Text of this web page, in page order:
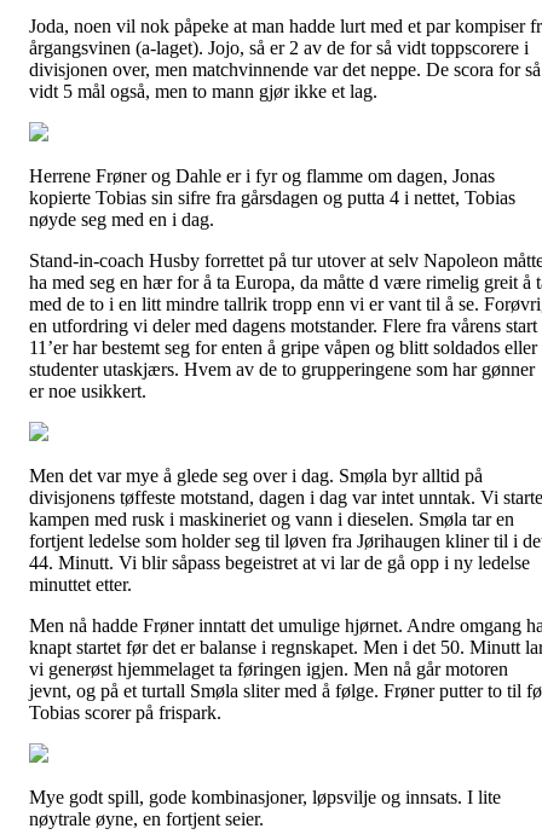
Joda, noen vil nok påpeke at man hadde lurt med et par kompiser
årgangsvinen (a-laget). Jojo, så er 2 av de for så vidt toppscorere i
divisjonen over, men matchvinnende var det neppe. De scora for så
vidt 5 mål også, men to mann gjør ikke et lag.
Herrene Frøner og Dahle er i fyr og flamme om dagen, Jonas
kopierte Tobias sin sifre fra gårsdagen og putta 4 i nettet, Tobias
nøyde seg med en i dag.
Stand-in-coach Husby forrettet på tur utover at selv Napoleon
ha med seg en hær for å ta Europa, da måtte d være rimelig greit å
med de to i en litt mindre tallrik tropp enn vi er vant til å se.
en utfordring vi deler med dagens motstander. Flere fra vårens start
11’er har bestemt seg for enten å gripe våpen og blitt soldados eller
studenter utaskjærs. Hvem av de to grupperingene som har gønner
er noe usikkert.
Men det var mye å glede seg over i dag. Smøla byr alltid på
divisjonens tøffeste motstand, dagen i dag var intet unntak. Vi
kampen med rusk i maskineriet og vann i dieselen. Smøla tar en
fortjent ledelse som holder seg til løven fra Jørihaugen kliner til i
44. Minutt. Vi blir såpass begeistret at vi lar de gå opp i ny ledelse
minuttet etter.
Men nå hadde Frøner inntatt det umulige hjørnet. Andre omgang
knapt startet før det er balanse i regnskapet. Men i det 50. Minutt
vi generøst hjemmelaget ta føringen igjen. Men nå går motoren
jevnt, og på et turtall Smøla sliter med å følge. Frøner putter to til
Tobias scorer på frispark.
Mye godt spill, gode kombinasjoner, løpsvilje og innsats. I lite
nøytrale øyne, en fortjent seier.